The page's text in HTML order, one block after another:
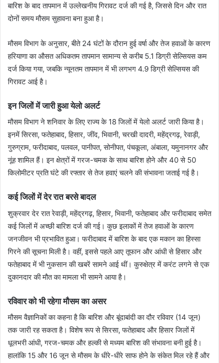
बारिश के बाद तापमान में उल्लेखनीय गिरावट दर्ज की गई है, जिससे दिन और रात
दोनों समय मौसम सुहावना बना हुआ है।
मौसम विभाग के अनुसार, बीते 24 घंटों के दौरान हुई वर्षा और तेज हवाओं के कारण
हरियाणा का औसत अधिकतम तापमान सामान्य से करीब 5.1 डिग्री सेल्सियस कम
दर्ज किया गया, जबकि न्यूनतम तापमान में भी लगभग 4.9 डिग्री सेल्सियस की
गिरावट आई है।
इन जिलों में जारी हुआ येलो अलर्ट
मौसम विभाग ने शनिवार के लिए राज्य के 18 जिलों में येलो अलर्ट जारी किया है।
इनमें सिरसा, फतेहाबाद, हिसार, जींद, भिवानी, चरखी दादरी, महेंद्रगढ़, रेवाड़ी,
गुरुग्राम, फरीदाबाद, पलवल, पानीपत, सोनीपत, पंचकूला, अंबाला, यमुनानगर और
नूंह शामिल हैं। इन क्षेत्रों में गरज-चमक के साथ बारिश होने और 40 से 50
किलोमीटर प्रति घंटे की रफ्तार से तेज हवाएं चलने की संभावना जताई गई है।
कई जिलों में देर रात बरसे बादल
शुक्रवार देर रात रेवाड़ी, महेंद्रगढ़, हिसार, भिवानी, फतेहाबाद और फरीदाबाद समेत
कई जिलों में अच्छी बारिश दर्ज की गई। कुछ इलाकों में तेज हवाओं के कारण
जनजीवन भी प्रभावित हुआ। फरीदाबाद में बारिश के बाद एक मकान का हिस्सा
गिरने की सूचना मिली है। वहीं, इससे पहले आए तूफान और आंधी से हिसार और
फतेहाबाद में भी नुकसान की खबरें सामने आई थीं। कुरुक्षेत्र में करंट लगने से एक
दुकानदार की मौत का मामला भी सामने आया है।
रविवार को भी रहेगा मौसम का असर
मौसम वैज्ञानिकों का कहना है कि बारिश और बूंदाबांदी का दौर रविवार (14 जून)
तक जारी रह सकता है। विशेष रूप से सिरसा, फतेहाबाद और हिसार जिलों में
धूलभरी आंधी, गरज-चमक और हल्की से मध्यम बारिश की संभावना बनी हुई है।
हालांकि 15 और 16 जून से मौसम के धीरे-धीरे साफ होने के संकेत मिल रहे हैं और